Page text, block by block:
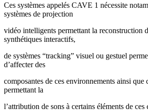
Ces systèmes appelés CAVE 1 nécessite
systèmes de projection
vidéo intelligents permettant la reconstruction
synthétiques interactifs,
de systèmes “tracking” visuel ou gestuel
d’affecter des
composantes de ces environnements ainsi que
permettant la
l’attribution de sons à certains éléments de ces